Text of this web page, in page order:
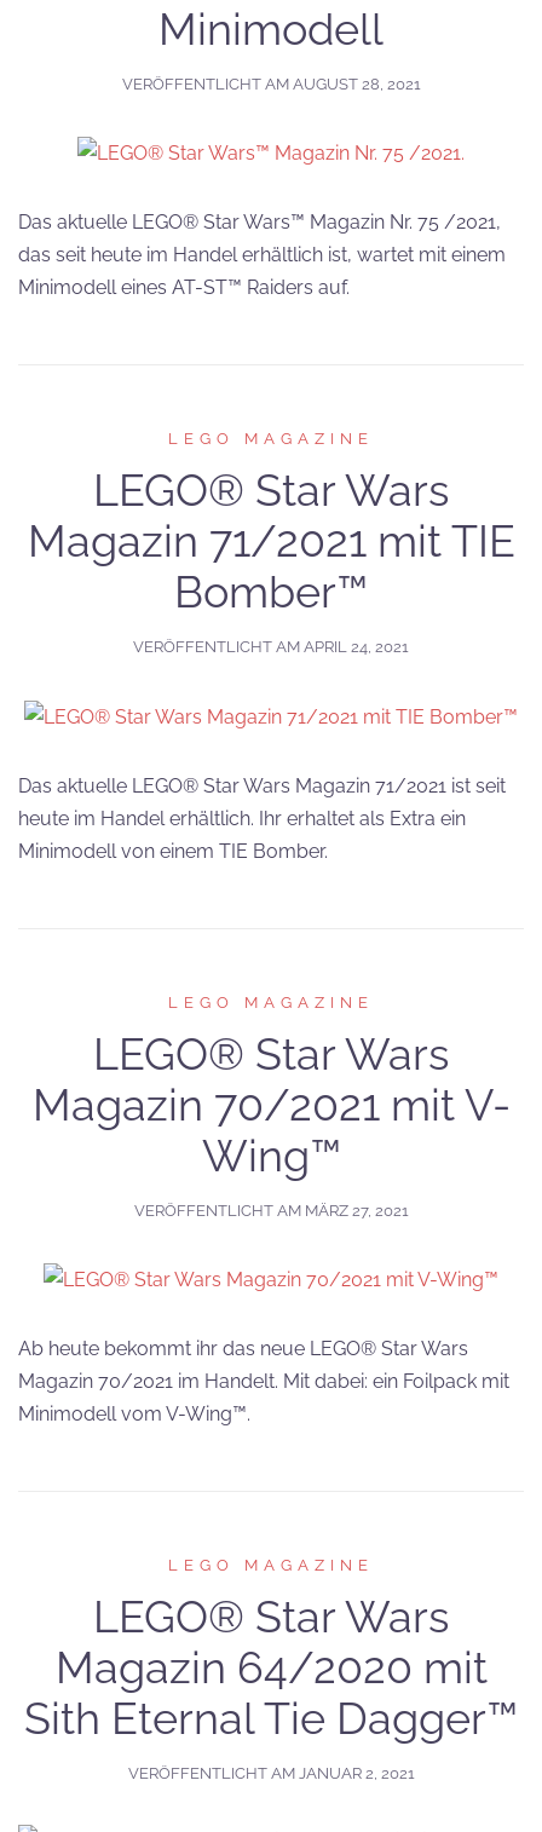
Minimodell
VERÖFFENTLICHT AM AUGUST 28, 2021
Das aktuelle LEGO® Star Wars™ Magazin Nr. 75 /2021,
das seit heute im Handel erhältlich ist, wartet mit einem
Minimodell eines AT-ST™ Raiders auf.
LEGO MAGAZINE
LEGO® Star Wars
Magazin 71/2021 mit TIE
Bomber™
VERÖFFENTLICHT AM APRIL 24, 2021
Das aktuelle LEGO® Star Wars Magazin 71/2021 ist seit
heute im Handel erhältlich. Ihr erhaltet als Extra ein
Minimodell von einem TIE Bomber.
LEGO MAGAZINE
LEGO® Star Wars
Magazin 70/2021 mit V-
Wing™
VERÖFFENTLICHT AM MÄRZ 27, 2021
Ab heute bekommt ihr das neue LEGO® Star Wars
Magazin 70/2021 im Handelt. Mit dabei: ein Foilpack mit
Minimodell vom V-Wing™.
LEGO MAGAZINE
LEGO® Star Wars
Magazin 64/2020 mit
Sith Eternal Tie Dagger™
VERÖFFENTLICHT AM JANUAR 2, 2021